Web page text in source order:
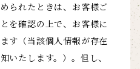
られたときは、お客様ご
を確認の上で、お客様に
す（当該個人情報が存在
いたします。）。但し、